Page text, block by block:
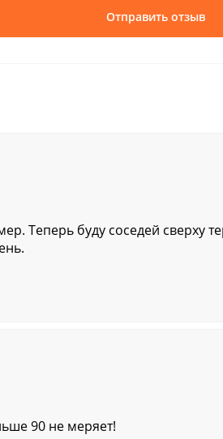
Отправить отзыв
Теперь буду соседей сверху
90 не меряет!